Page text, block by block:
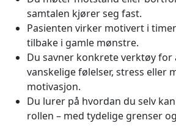
samtalen kjører seg fast.
Pasienten virker motivert i
tilbake i gamle mønstre.
Du savner konkrete verktøy for
vanskelige følelser, stress eller
motivasjon.
Du lurer på hvordan du selv
rollen – med tydelige grenser